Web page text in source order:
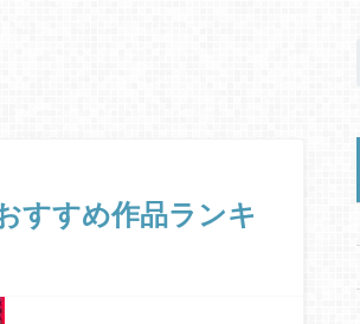
すすめ作品ランキ